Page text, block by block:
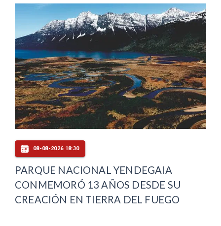
08-08-2026 18:30
PARQUE NACIONAL YENDEGAIA
CONMEMORÓ 13 AÑOS DESDE SU
CREACIÓN EN TIERRA DEL FUEGO